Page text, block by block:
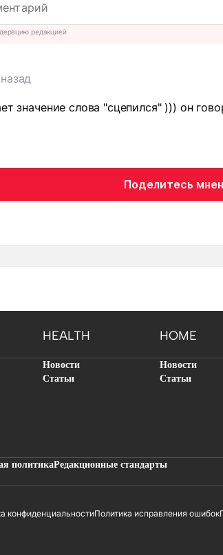
редакцией
значение слова "сцепился" ))) он
Поделитесь
HEALTH HOME
Новости
Статьи
Новости
Статьи
политикаРедакционные стандарты
конфиденциальностиПолитика исправления ошибок